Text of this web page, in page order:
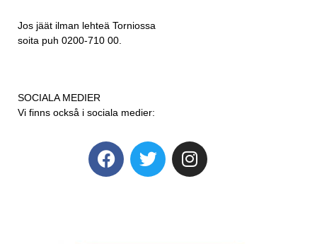
Jos jäät ilman lehteä Torniossa
soita puh 0200-710 00.
SOCIALA MEDIER
Vi finns också i sociala medier: